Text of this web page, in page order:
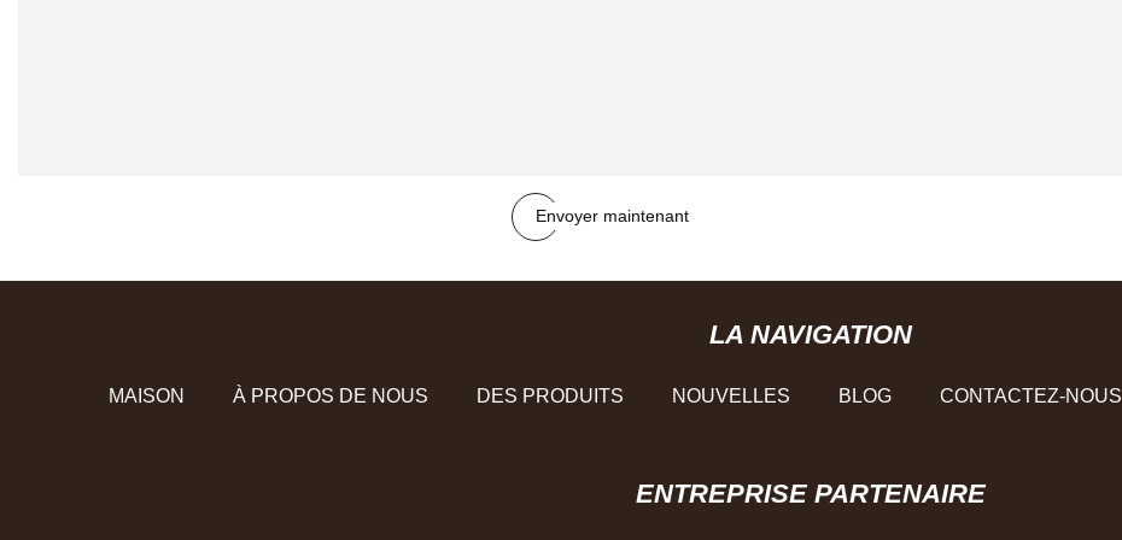
Envoyer maintenant
LA NAVIGATION
MAISON À PROPOS DE NOUS DES PRODUITS NOUVELLES BLOG CONTACTEZ-NOUS
ENTREPRISE PARTENAIRE